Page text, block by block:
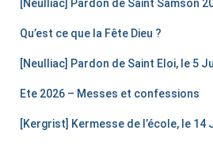
[Neulliac] Pardon de Saint Samson
Qu’est ce que la Fête Dieu ?
[Neulliac] Pardon de Saint Eloi, le 5
Ete 2026 – Messes et confessions
[Kergrist] Kermesse de l’école, le 14